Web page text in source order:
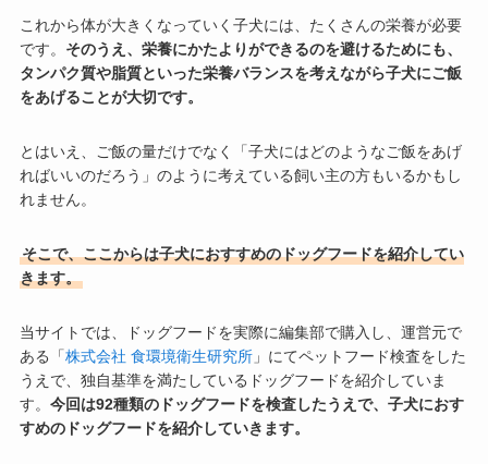
これから体が大きくなっていく子犬には、たくさんの栄養が必要
です。 そのうえ、栄養にかたよりができるのを避けるためにも、
タンパク質や脂質といった栄養バランスを考えながら子犬にご飯
をあげることが大切です。
とはいえ、ご飯の量だけでなく「子犬にはどのようなご飯をあげ
ればいいのだろう」のように考えている飼い主の方もいるかもし
れません。
そこで、ここからは子犬におすすめのドッグフードを紹介してい
きます。
当サイトでは、ドッグフードを実際に編集部で購入し、運営元で
ある「株式会社 食環境衛生研究所」にてペットフード検査をした
うえで、独自基準を満たしているドッグフードを紹介していま
す。 今回は92種類のドッグフードを検査したうえで、子犬におす
すめのドッグフードを紹介していきます。